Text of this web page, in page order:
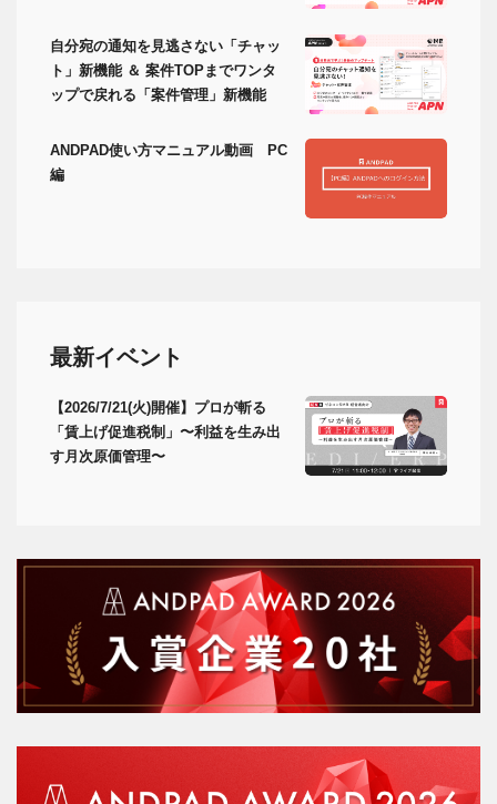
自分宛の通知を見逃さない「チャッ
ト」新機能 ＆ 案件TOPまでワンタ
ップで戻れる「案件管理」新機能
ANDPAD使い方マニュアル動画 PC
編
最新イベント
【2026/7/21(火)開催】プロが斬る
「賃上げ促進税制」〜利益を生み出
す月次原価管理〜